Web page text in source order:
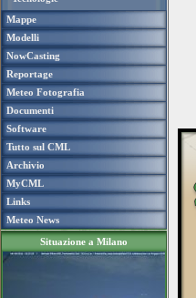
Mappe
Modelli
NowCasting
Reportage
Meteo Fotografia
Documenti
Software
Tutto sul CML
Archivio
MyCML
Links
Meteo News
Situazione a Milano